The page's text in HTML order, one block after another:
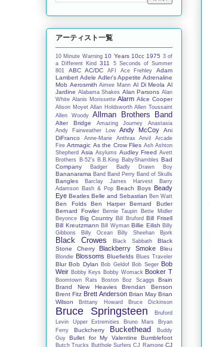
アーティスト一覧
10 Minute Warning 10 Years 10cc 1975 3 of
a Different Kind
311
5 Seconds of Summer
801
ABC AC/DC AFI Ace Frehley
Adam
Lambert Adele Adler's Appetite Adrenaline
Mob Aerosmith Aimee Mann Al Di Meola Al
Jardine Alabama Shakes Alan Parsons Alan
White Alanis Morissette Alarm Alice Cooper
Alison Moyet Allan Holdsworth Allen Toussaint
Allen Woody
Allman Brothers Band
Alter Bridge Amazing Journey
Anastasia
Andy Fairweather Low
Andy McCoy
Ani
DiFranco
Anne-Marie Anthrax Anvil
Arcade
Fire Artmagic As the Crow Flies Ash Ashton
Shepherd Asia Asylums Audley Freed Avett
Brothers
B-52's B.B.King BabyShambles Bad
Company
Badger Badly Drawn Boy
Bananarama Band Band Perry Band of Skulls
Bangles Barclay James Harvest
Barry
Adamson Bash & Pop Beach Boys Beady
Eye Beatles Belle and Sebastian Ben Watt
Ben Folds Ben Harper
Bernard Butler
Bernard Fowler
Bernie Taupin
Bette Midler
Beyonce Big Country Bill Bruford Bill Frisell
Bill Kreutzmann Bill Wyman Billie Eilish Billy
Gibbons
Billy Ocean Billy Sheehan Bjork
Black Crowes Black Sabbath
Black
Stone Cherry
Blackberry Smoke Bleu
Blondie Blossoms Bluefields Blues Traveler
Blur Bob Dylan Bob Geldof Bob Seger Bob
Weir Bobby Keys Bobby Womack Booker T
Boomtown Rats Boston Boz Scaggs
Brain
Brand New Heavies
Brendan Benson
Brent Fitz Brett Anderson Brian May Brian
Wilson
Brittany Howard Bruce Dickinson
Bruce Springsteen
Bruford
Levin Upper Extremities
Bruno Mars
Bryan
Ferry
Buckcherry Buckethead
Buddy
Guy
Bullet for My Valentine Bumblefoot
Butch Trucks Butthole Surfers CJ Ramone CJ